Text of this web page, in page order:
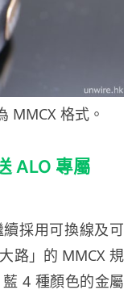
MMCX 格式。
ALO 專屬
採用可換線及可
路」的 MMCX 規
4 種顏色的金屬